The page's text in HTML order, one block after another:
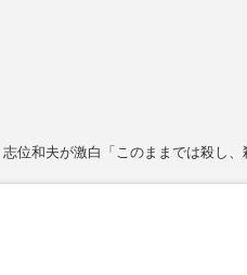
志位和夫が激白「このままでは殺し、